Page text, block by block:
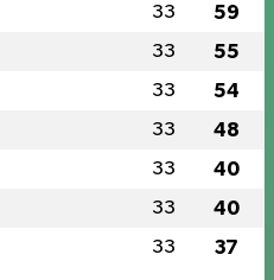
33 59
33 55
33 54
33 48
33 40
33 40
33 37